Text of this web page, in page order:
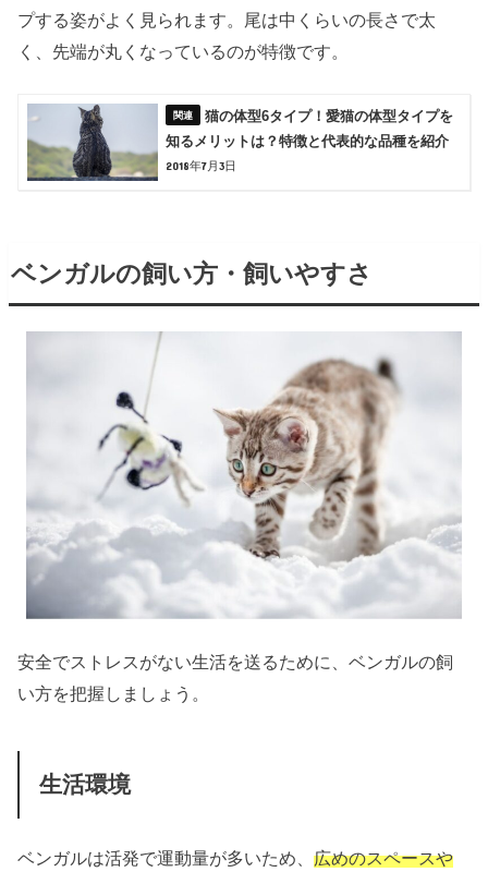
プする姿がよく見られます。尾は中くらいの長さで太
く、先端が丸くなっているのが特徴です。
猫の体型6タイプ！愛猫の体型タイプを
知るメリットは？特徴と代表的な品種を紹介
2018年7月3日
ベンガルの飼い方・飼いやすさ
安全でストレスがない生活を送るために、ベンガルの飼
い方を把握しましょう。
生活環境
ベンガルは活発で運動量が多いため、広めのスペースや